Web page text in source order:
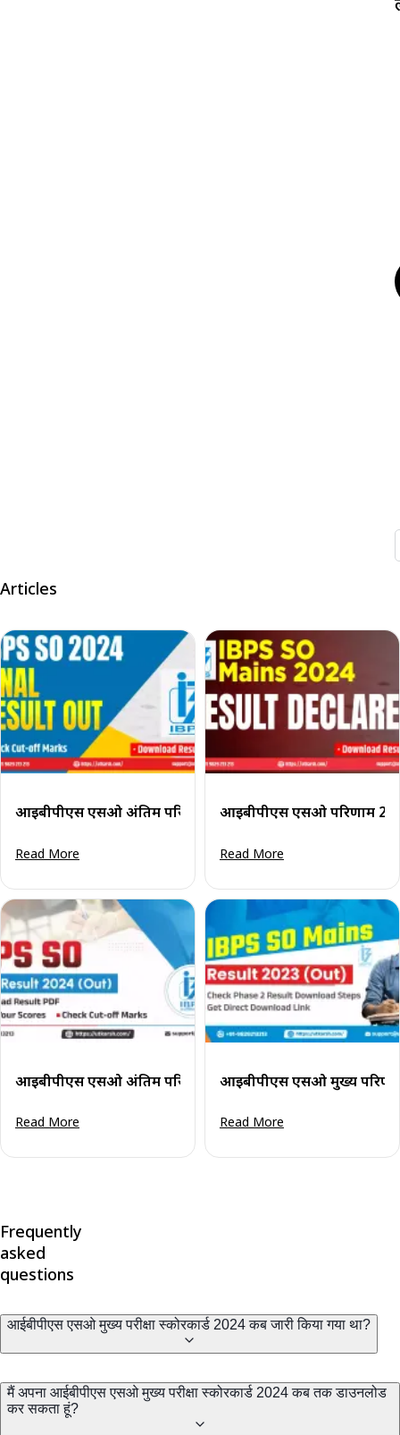
Articles
आईबीपीएस एसओ अंतिम परिणाम 2024 (घोषित): अपने कट-ऑफ
Read More
आईबीपीएस एसओ परिणाम
Read More
आईबीपीएस एसओ अंतिम परिणाम 2024 घोषित: अपने अंक देखें
Read More
आईबीपीएस एसओ मुख्य
Read More
Frequently
asked
questions
आईबीपीएस एसओ मुख्य परीक्षा स्कोरकार्ड 2024 कब जारी किया गया था?
मैं अपना आईबीपीएस एसओ मुख्य परीक्षा स्कोरकार्ड 2024 कब तक डाउनलोड
कर सकता हूं?